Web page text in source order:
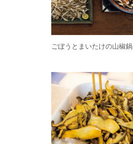
ごぼうとまいたけの山椒鍋